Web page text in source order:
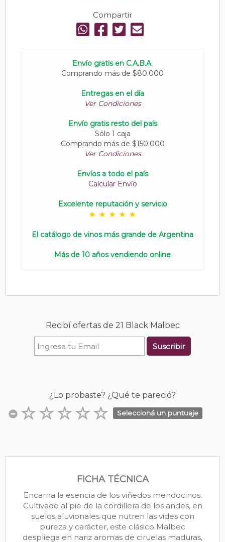
Compartir
Envío gratis en C.A.B.A.
Comprando más de $80.000
Entregas en el día
Ver Condiciones
Envío gratis resto del país
Sólo 1 caja
Comprando más de $150.000
Ver Condiciones
Envíos a todo el país
Calcular Envío
Excelente reputación y servicio
El catálogo de vinos más grande de Argentina
Más de 10 años vendiendo online
Recibí ofertas de 21 Black Malbec
Suscribir
¿Lo probaste? ¿Qué te pareció?
Seleccioná un puntuaje
FICHA TÉCNICA
Encarna la esencia de los viñedos mendocinos.
Cultivado al pie de la cordillera de los andes, en
suelos aluvionales que nutren las vides con
pureza y carácter, este clásico Malbec
despliega en nariz aromas de ciruelas maduras,